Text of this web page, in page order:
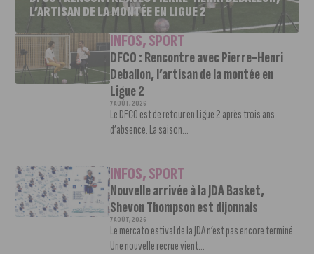
L’ARTISAN DE LA MONTÉE EN LIGUE 2
INFOS,SPORT
DFCO : Rencontre avec Pierre-Henri
Deballon, l’artisan de la montée en
Ligue 2
7 AOÛT, 2026
Le DFCO est de retour en Ligue 2 après trois ans
d’absence. La saison...
INFOS,SPORT
Nouvelle arrivée à la JDA Basket,
Shevon Thompson est dijonnais
7 AOÛT, 2026
Le mercato estival de la JDA n’est pas encore terminé.
Une nouvelle recrue vient...